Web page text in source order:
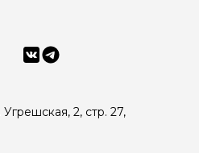
2, стр. 27,